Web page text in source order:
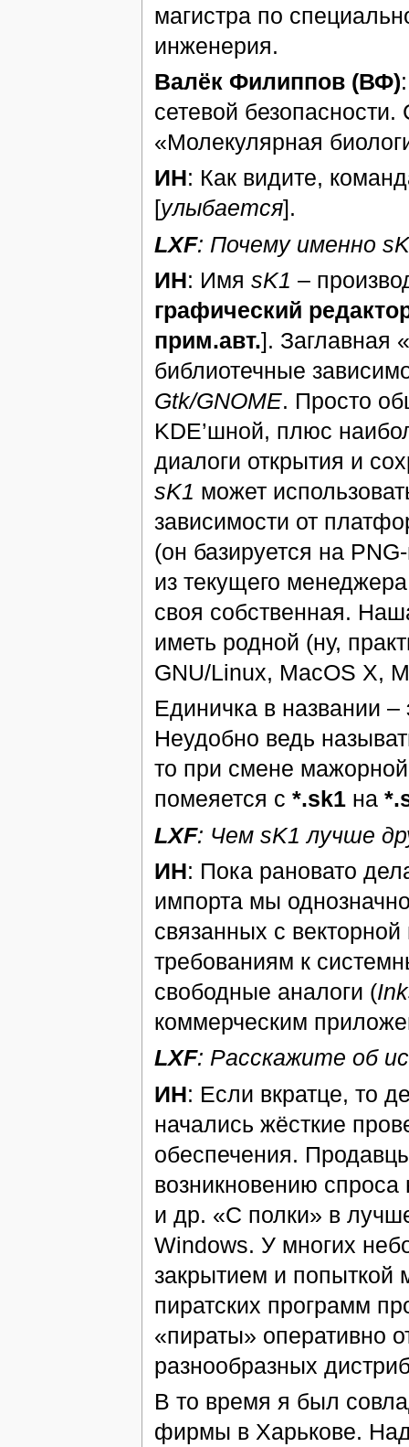
магистра по
инженерия.
Валёк Филиппов (ВФ)
сетевой
«Молекулярная
ИН: Как видите,
[улыбается].
LXF: Почему именно
ИН: Имя sK1 –
графический
прим.авт.]. Заглавная
библиотечные
Gtk/GNOME. Просто
KDE’шной, плюс
диалоги открытия и
sK1 может
зависимости от
(он базируется на
из текущего
своя собственная.
иметь родной (ну,
GNU/Linux, MacOS X,
Единичка в названии
Неудобно ведь
то при смене
помеяется с *.sk1на
LXF: Чем sK1 лучше
ИН: Пока рановато
импорта мы
связанных с
требованиям к
свободные аналоги (
коммерческим
LXF: Расскажите об
ИН: Если вкратце, то
начались жёсткие
обеспечения.
возникновению
и др. «С полки» в
Windows. У многих
закрытием и
пиратских программ
«пираты» оперативно
разнообразных
В то время я был
фирмы в Харькове.